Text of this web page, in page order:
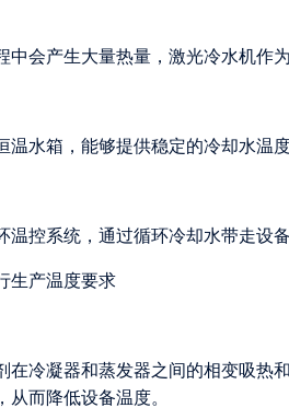
中会产生大量热量，激光冷水机作
温水箱，能够提供稳定的冷却水温
温控系统，通过循环冷却水带走设
生产温度要求
在冷凝器和蒸发器之间的相变吸热
而降低设备温度。